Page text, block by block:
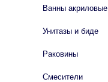
Ванны акриловые
Унитазы и биде
Раковины
Смесители